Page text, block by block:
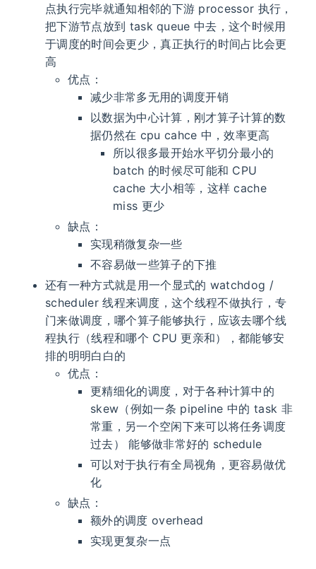
点执行完毕就通知相邻的下游 processor 执行，
把下游节点放到 task queue 中去，这个时候用
于调度的时间会更少，真正执行的时间占比会更
高
优点：
减少非常多无用的调度开销
以数据为中心计算，刚才算子计算的数
据仍然在 cpu cahce 中，效率更高
所以很多最开始水平切分最小的
batch 的时候尽可能和 CPU
cache 大小相等，这样 cache
miss 更少
缺点：
实现稍微复杂一些
不容易做一些算子的下推
还有一种方式就是用一个显式的 watchdog /
scheduler 线程来调度，这个线程不做执行，专
门来做调度，哪个算子能够执行，应该去哪个线
程执行（线程和哪个 CPU 更亲和），都能够安
排的明明白白的
优点：
更精细化的调度，对于各种计算中的
skew（例如一条 pipeline 中的 task 非
常重，另一个空闲下来可以将任务调度
过去） 能够做非常好的 schedule
可以对于执行有全局视角，更容易做优
化
缺点：
额外的调度 overhead
实现更复杂一点